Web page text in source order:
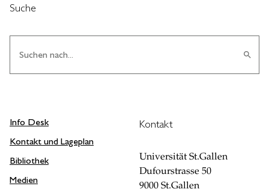
Suche
search
Info Desk
Kontakt und Lageplan
Bibliothek
Medien
Kontakt
Universität St.Gallen
Dufourstrasse 50
9000 St.Gallen